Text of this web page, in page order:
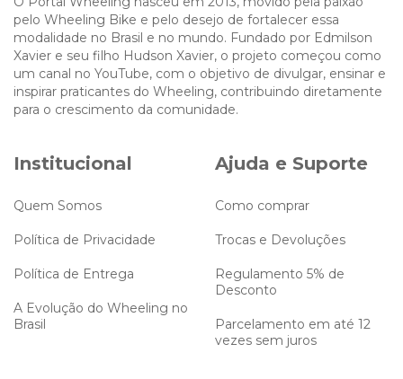
pelo Wheeling Bike e pelo desejo de fortalecer essa
modalidade no Brasil e no mundo. Fundado por Edmilson
Xavier e seu filho Hudson Xavier, o projeto começou como
um canal no YouTube, com o objetivo de divulgar, ensinar e
inspirar praticantes do Wheeling, contribuindo diretamente
para o crescimento da comunidade.
Institucional
Quem Somos
Política de Privacidade
Política de Entrega
A Evolução do Wheeling no
Brasil
Ajuda e Suporte
Como comprar
Trocas e Devoluções
Regulamento 5% de
Desconto
Parcelamento em até 12
vezes sem juros